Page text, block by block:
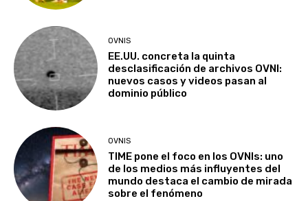
OVNIS
EE.UU. concreta la quinta
desclasificación de archivos OVNI:
nuevos casos y videos pasan al
dominio público
OVNIS
TIME pone el foco en los OVNIs: uno
de los medios más influyentes del
mundo destaca el cambio de mirada
sobre el fenómeno